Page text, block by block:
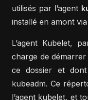
utilisés par l’agent
installé en amont via
L’agent Kubelet,
charge de
ce dossier et
kubeadm. Ce
l’agent kubelet, et